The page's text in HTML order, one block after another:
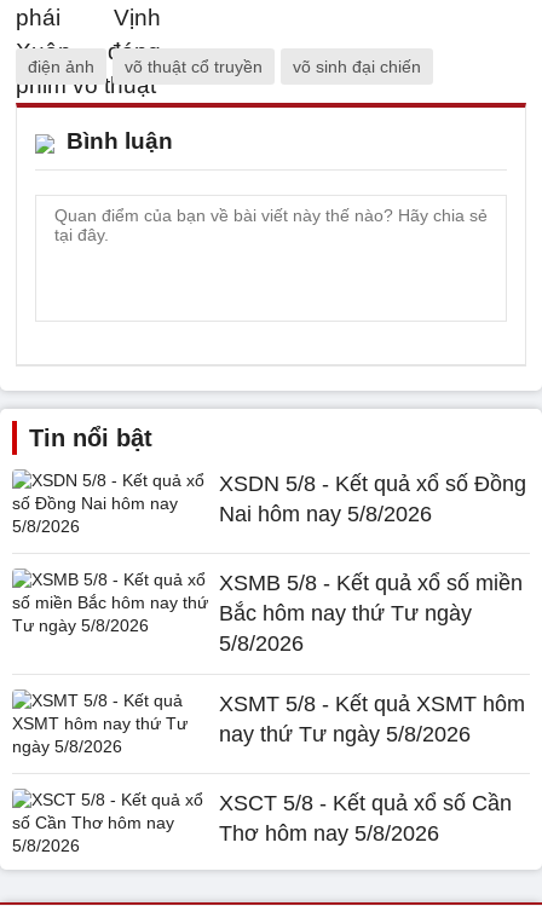
điện ảnh võ thuật cổ truyền võ sinh đại chiến
Bình luận
Tin nổi bật
XSDN 5/8 - Kết quả xổ số Đồng
Nai hôm nay 5/8/2026
XSMB 5/8 - Kết quả xổ số miền
Bắc hôm nay thứ Tư ngày
5/8/2026
XSMT 5/8 - Kết quả XSMT hôm
nay thứ Tư ngày 5/8/2026
XSCT 5/8 - Kết quả xổ số Cần
Thơ hôm nay 5/8/2026